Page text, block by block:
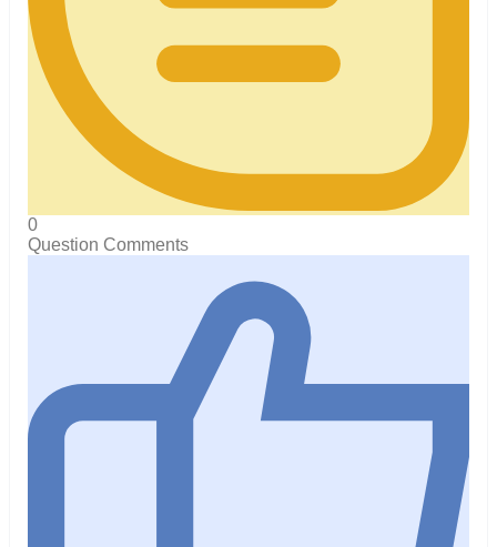
0
Question Comments